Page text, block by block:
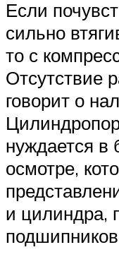
Если
сильно
то с
Отсутствие
говорит о
нуждается в
осмотре,
и цилиндра,